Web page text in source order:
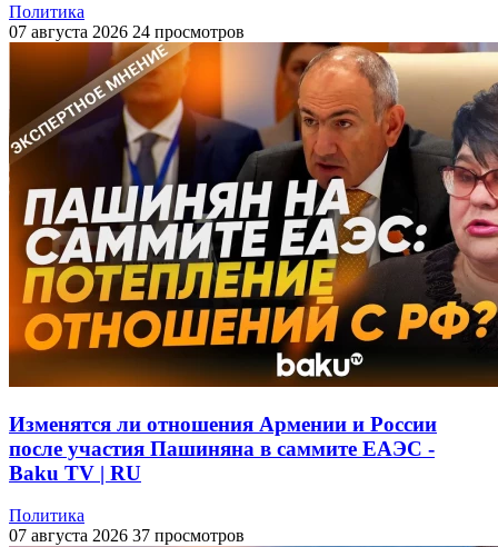
Политика
07 августа 2026 24 просмотров
Изменятся ли отношения Армении и России
после участия Пашиняна в саммите ЕАЭС -
Baku TV | RU
Политика
07 августа 2026 37 просмотров